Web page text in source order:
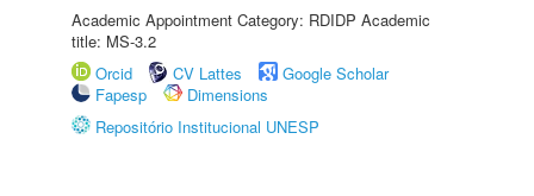
Academic Appointment Category: RDIDP Academic
title: MS-3.2
Orcid
CV Lattes
Google Scholar
Fapesp
Dimensions
Repositório Institucional UNESP